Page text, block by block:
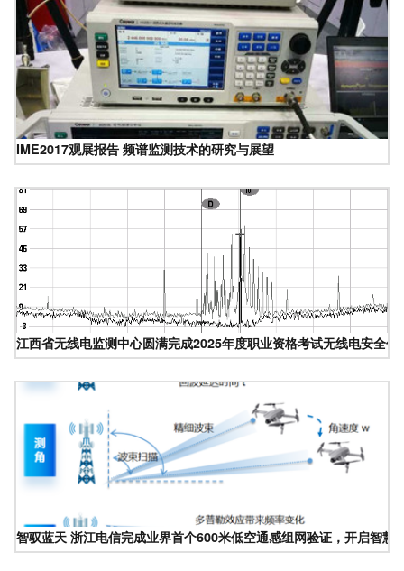
IME2017观展报告 频谱监测技术的研究与展望
江西省无线电监测中心圆满完成2025年度职业资格考试无线电安全
智驭蓝天 浙江电信完成业界首个600米低空通感组网验证，开启智慧